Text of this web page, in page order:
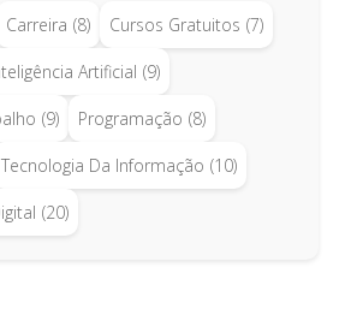
Carreira (8) Cursos Gratuitos (7)
Artificial (9)
(9) Programação (8)
Tecnologia Da Informação (10)
(20)